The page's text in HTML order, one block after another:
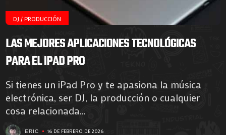
DJ / PRODUCCIÓN
LAS MEJORES APLICACIONES TECNOLÓGICAS
PARA EL IPAD PRO
Si tienes un iPad Pro y te apasiona la música
electrónica, ser DJ, la producción o cualquier
cosa relacionada...
ERIC 16 DE FEBRERO DE 2026